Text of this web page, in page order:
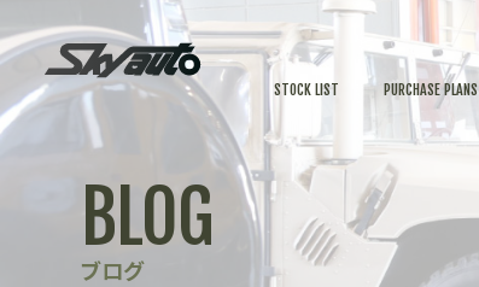
STOCK LIST PURCHASE PLANS
BLOG
ブログ